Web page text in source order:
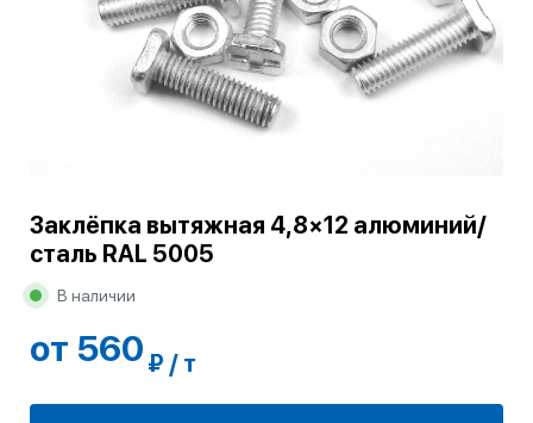
Заклёпка вытяжная 4,8×12 алюминий/
сталь RAL 5005
В наличии
от 560 ₽ / т